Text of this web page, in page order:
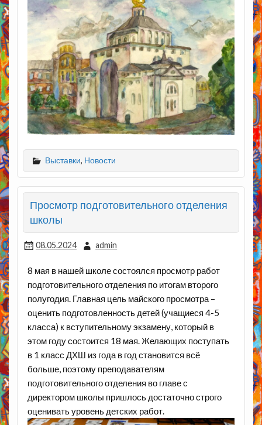
Выставки, Новости
Просмотр подготовительного отделения
школы
08.05.2024 admin
8 мая в нашей школе состоялся просмотр работ
подготовительного отделения по итогам второго
полугодия. Главная цель майского просмотра –
оценить подготовленность детей (учащиеся 4-5
класса) к вступительному экзамену, который в
этом году состоится 18 мая. Желающих поступать
в 1 класс ДХШ из года в год становится всё
больше, поэтому преподавателям
подготовительного отделения во главе с
директором школы пришлось достаточно строго
оценивать уровень детских работ.